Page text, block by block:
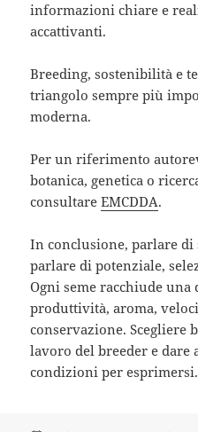
informazioni chiare e
accattivanti.
Breeding, sostenibilità e
triangolo sempre più
moderna.
Per un riferimento
botanica, genetica o
consultareEMCDDA.
In conclusione, parlare
parlare di potenziale,
Ogni seme racchiude
produttività, aroma,
conservazione. Scegliere
lavoro del breeder e
condizioni per esprimersi.